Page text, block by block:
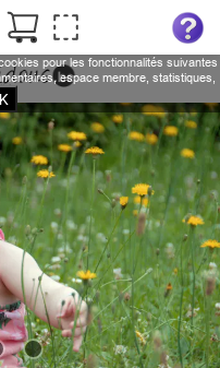
pour les fonctionnalités suivantes
espace membre, statistiques,